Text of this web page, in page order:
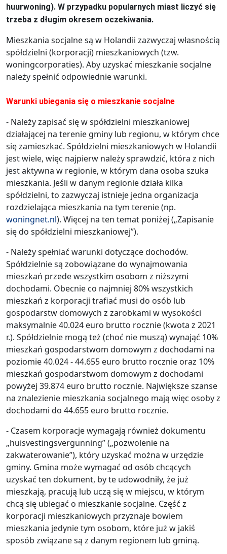
huurwoning). W przypadku popularnych miast liczyć się
trzeba z długim okresem oczekiwania.
Mieszkania socjalne są w Holandii zazwyczaj własnością
spółdzielni (korporacji) mieszkaniowych (tzw.
woningcorporaties). Aby uzyskać mieszkanie socjalne
należy spełnić odpowiednie warunki.
Warunki ubiegania się o mieszkanie socjalne
- Należy zapisać się w spółdzielni mieszkaniowej
działającej na terenie gminy lub regionu, w którym chce
się zamieszkać. Spółdzielni mieszkaniowych w Holandii
jest wiele, więc najpierw należy sprawdzić, która z nich
jest aktywna w regionie, w którym dana osoba szuka
mieszkania. Jeśli w danym regionie działa kilka
spółdzielni, to zazwyczaj istnieje jedna organizacja
rozdzielająca mieszkania na tym terenie (np.
woningnet.nl). Więcej na ten temat poniżej („Zapisanie
się do spółdzielni mieszkaniowej”).
- Należy spełniać warunki dotyczące dochodów.
Spółdzielnie są zobowiązane do wynajmowania
mieszkań przede wszystkim osobom z niższymi
dochodami. Obecnie co najmniej 80% wszystkich
mieszkań z korporacji trafiać musi do osób lub
gospodarstw domowych z zarobkami w wysokości
maksymalnie 40.024 euro brutto rocznie (kwota z 2021
r.). Spółdzielnie mogą też (choć nie muszą) wynająć 10%
mieszkań gospodarstwom domowym z dochodami na
poziomie 40.024 - 44.655 euro brutto rocznie oraz 10%
mieszkań gospodarstwom domowym z dochodami
powyżej 39.874 euro brutto rocznie. Największe szanse
na znalezienie mieszkania socjalnego mają więc osoby z
dochodami do 44.655 euro brutto rocznie.
- Czasem korporacje wymagają również dokumentu
„huisvestingsvergunning” („pozwolenie na
zakwaterowanie”), który uzyskać można w urzędzie
gminy. Gmina może wymagać od osób chcących
uzyskać ten dokument, by te udowodniły, że już
mieszkają, pracują lub uczą się w miejscu, w którym
chcą się ubiegać o mieszkanie socjalne. Część z
korporacji mieszkaniowych przyznaje bowiem
mieszkania jedynie tym osobom, które już w jakiś
sposób związane są z danym regionem lub gminą.